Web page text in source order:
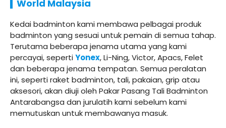
World Malaysia
Kedai badminton kami membawa pelbagai produk
badminton yang sesuai untuk pemain di semua tahap.
Terutama beberapa jenama utama yang kami
percayai, sepertiYonex, Li-Ning, Victor, Apacs, Felet
dan beberapa jenama tempatan. Semua peralatan
ini, seperti raket badminton, tali, pakaian, grip atau
aksesori, akan diuji oleh Pakar Pasang Tali Badminton
Antarabangsa dan jurulatih kami sebelum kami
memutuskan untuk membawanya masuk.